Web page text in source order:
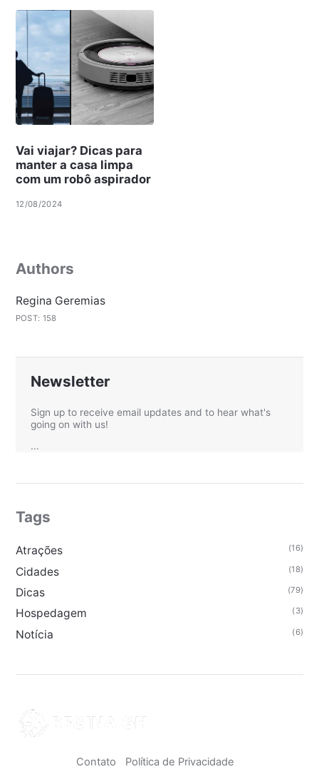
Vai viajar? Dicas para
manter a casa limpa
com um robô aspirador
12/08/2024
Authors
Regina Geremias
POST: 158
Newsletter
Sign up to receive email updates and to hear what's
going on with us!
...
Tags
Atrações (16)
Cidades (18)
Dicas (79)
Hospedagem (3)
Notícia (6)
Contato Política de Privacidade